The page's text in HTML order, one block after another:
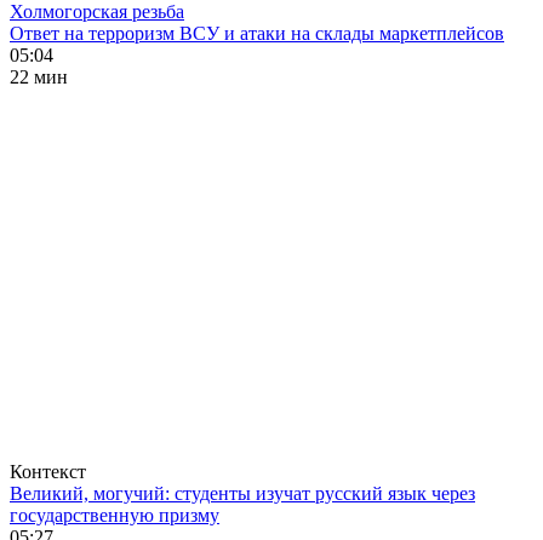
Холмогорская резьба
Ответ на терроризм ВСУ и атаки на склады маркетплейсов
05:04
22 мин
Контекст
Великий, могучий: студенты изучат русский язык через
государственную призму